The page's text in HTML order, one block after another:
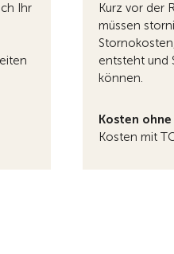
Ihr
Kurz vor der
müssen
entsteht und
können.
Kosten
Kosten mit